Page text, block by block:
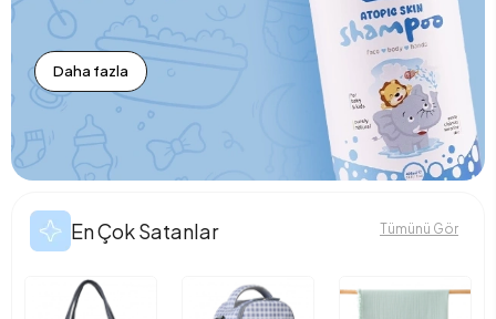
Daha fazla
En Çok Satanlar Tümünü Gör